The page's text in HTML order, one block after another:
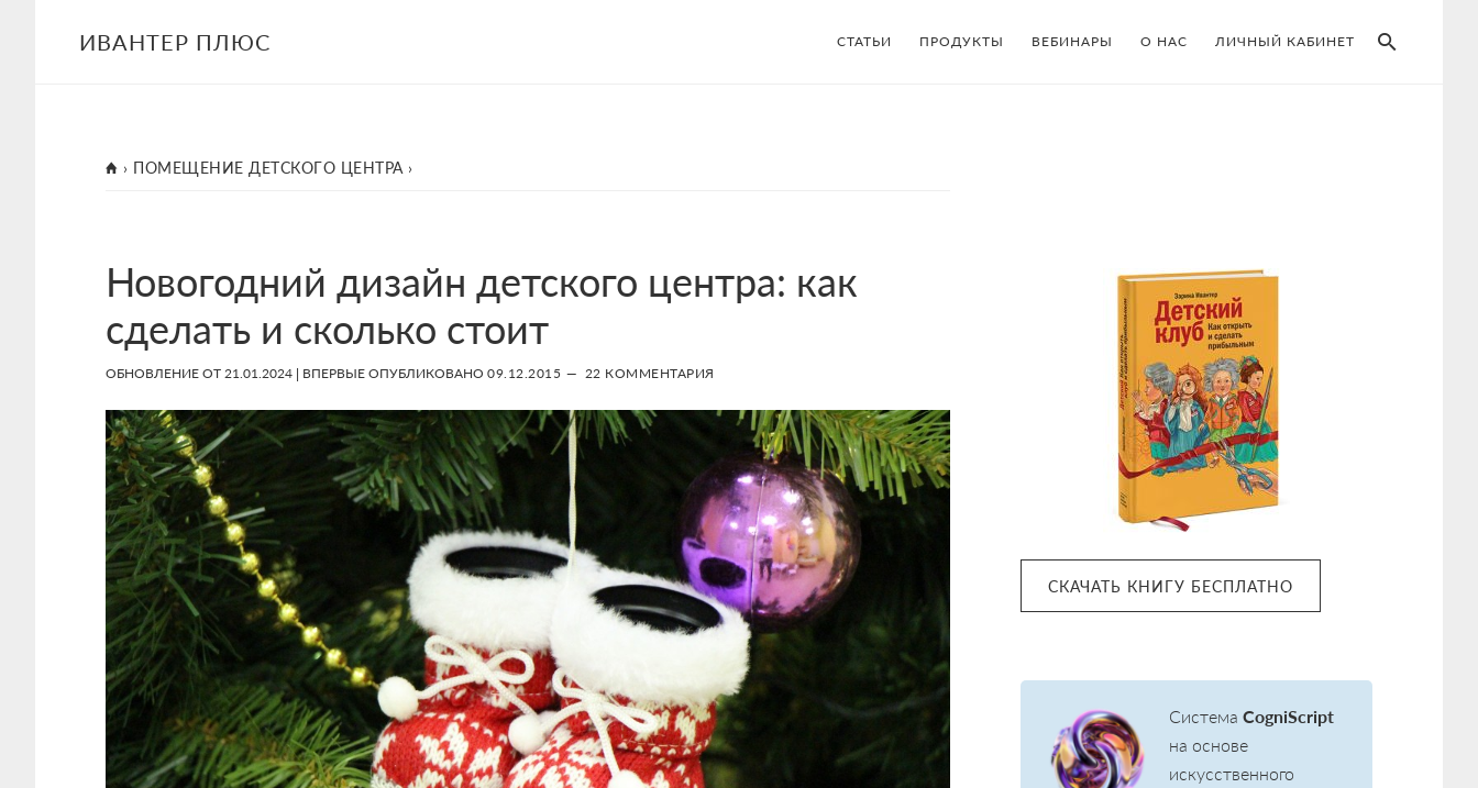
ИВАНТЕР ПЛЮС СТАТЬИ ПРОДУКТЫ ВЕБИНАРЫ О НАС ЛИЧНЫЙ КАБИНЕТ
ГЛАВНАЯ
› ПОМЕЩЕНИЕ ДЕТСКОГО ЦЕНТРА›
Новогодний дизайн детского центра: как
сделать и сколько стоит
ОБНОВЛЕНИЕ ОТ21.01.2024 | ВПЕРВЫЕ ОПУБЛИКОВАНО 09.12.2015 22 КОММЕНТАРИЯ
Primary
Sidebar
СКАЧАТЬ КНИГУ БЕСПЛАТНО
Система CogniScript
на основе
искусственного